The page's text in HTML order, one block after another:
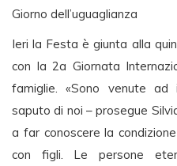
Giorno dell’uguaglianza
Ieri la Festa è giunta alla
con la 2a Giornata
famiglie. «Sono venute ad
saputo di noi – prosegue
a far conoscere la
con figli. Le persone